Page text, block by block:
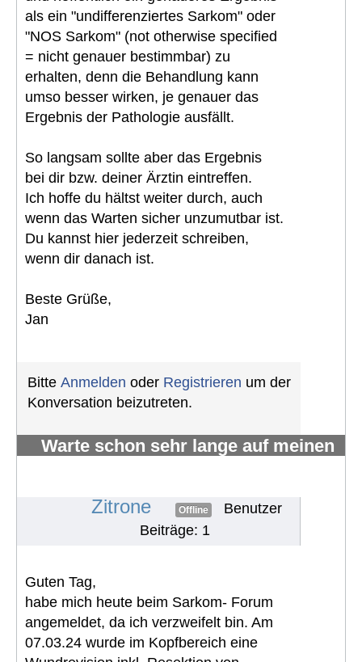
als ein "undifferenziertes Sarkom" oder
"NOS Sarkom" (not otherwise specified
= nicht genauer bestimmbar) zu
erhalten, denn die Behandlung kann
umso besser wirken, je genauer das
Ergebnis der Pathologie ausfällt.
So langsam sollte aber das Ergebnis
bei dir bzw. deiner Ärztin eintreffen.
Ich hoffe du hältst weiter durch, auch
wenn das Warten sicher unzumutbar ist.
Du kannst hier jederzeit schreiben,
wenn dir danach ist.
Beste Grüße,
Jan
Bitte Anmelden oder Registrieren um der
Konversation beizutreten.
Warte schon sehr lange auf meinen
Zitrone Offline
Benutzer
Beiträge: 1
Guten Tag,
habe mich heute beim Sarkom- Forum
angemeldet, da ich verzweifelt bin. Am
07.03.24 wurde im Kopfbereich eine